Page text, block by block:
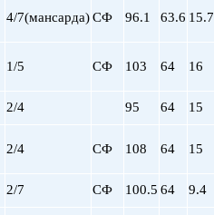
Черная речка
Чкаловская
4/7(мансарда)СФ 96.1 63.6 15.7
1/5 СФ 103 64 16
2/4 95 64 15
2/4 СФ 108 64 15
2/7 СФ 100.5 64 9.4